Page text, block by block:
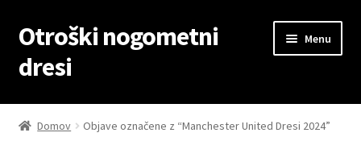
Skip
to
navigation
Skip
to
content
Otroški nogometni
dresi
Menu
Domov
Domov Objave označene z “Manchester United Dresi 2024”